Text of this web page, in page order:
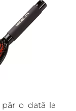
o dată la